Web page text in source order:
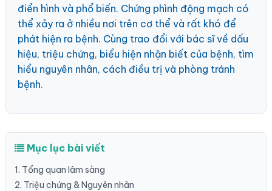
điển hình và phổ biến. Chứng phình động mạch có
thể xảy ra ở nhiều nơi trên cơ thể và rất khó để
phát hiện ra bệnh. Cùng trao đổi với bác sĩ về dấu
hiệu, triệu chứng, biểu hiện nhận biết của bệnh, tìm
hiểu nguyên nhân, cách điều trị và phòng tránh
bệnh.
Mục lục bài viết
1. Tổng quan lâm sàng
2. Triệu chứng & Nguyên nhân